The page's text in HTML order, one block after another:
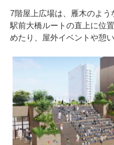
7階屋上広場は、雁木のよ
駅前大橋ルートの直上に位
めたり、屋外イベントや憩